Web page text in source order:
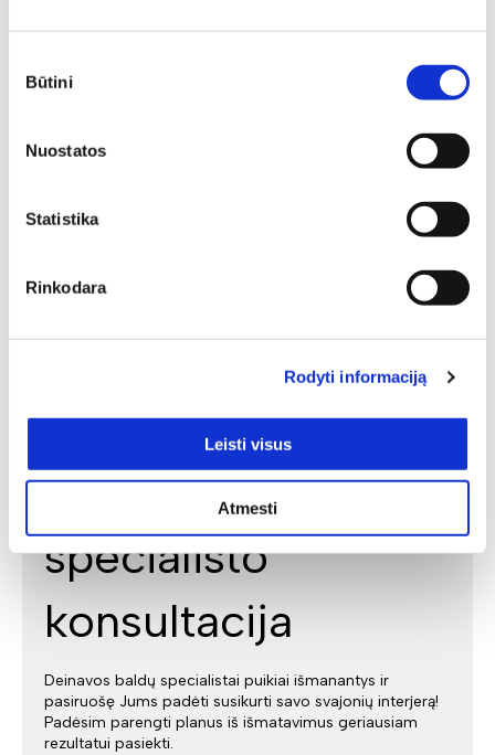
pasirinkimas
Būtini
Nuostatos
Statistika
Rinkodara
Rodyti informaciją
Leisti visus
Atmesti
Individuali
specialisto
konsultacija
Deinavos baldų specialistai puikiai išmanantys ir
pasiruošę Jums padėti susikurti savo svajonių interjerą!
Padėsim parengti planus iš išmatavimus geriausiam
rezultatui pasiekti.